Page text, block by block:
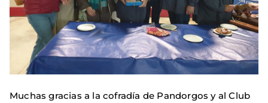
Muchas gracias a la cofradía de Pandorgos y al Club